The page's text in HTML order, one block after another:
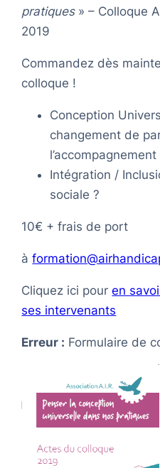
pratiques» – Colloque
2019
Commandez dès
colloque !
Conception
changement de
l’accompagnement
Intégration /
sociale ?
10€ + frais de port
à
Cliquez ici pouren
ses intervenants
Erreur : Formulaire de